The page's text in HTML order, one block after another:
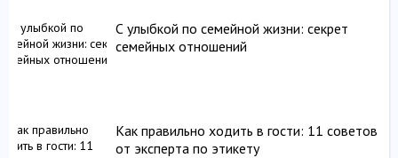
С улыбкой по семейной жизни: секрет
семейных отношений
Как правильно ходить в гости: 11 советов
от эксперта по этикету